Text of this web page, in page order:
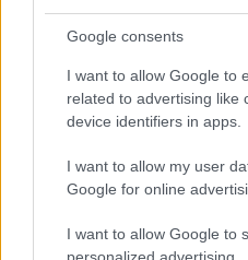
Google consents
I want to allow Google to
related to advertising like
device identifiers in apps.
I want to allow my user
Google for online
I want to allow Google to
personalized advertising.
Opozorilo:Po 297. členu
posameznik kazensko
sovraštva, nasilja ali
odstranjeni. Pravila